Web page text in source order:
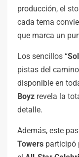
producción, el
cada tema
que marca un
Los sencillos “
pistas del
disponible en
Boyz revela la
detalle.
Además, este
Towers participó